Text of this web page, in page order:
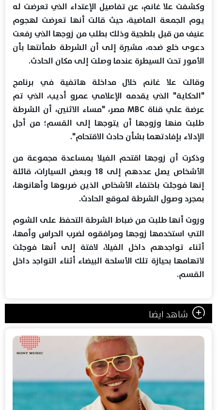
وكشفت علا غانم، عن تفاصيل الإعتداء الذي تعرضت له
يوم الجمعة الماضية، حيث قالت أنها تعرضت لهجوم
عنيف من قبل بلطجية وذلك بطلب من زوجها الذي رفعت
دعوى خلع ضده، مشيرة إلى أن الشرطة طمأنتها بأن
الأمور تحت السيطرة عندما وصلت إلى مكان الحادث.
وقالت علا غانم خلال مداخلة هاتفية في برنامج
"الحكاية" الذي يقدمه الإعلامي عمرو أديب، الذي تم
عرضة علي قناة MBC مصر، "مساء الاثنين، أن الشرطة
طلبت منها وزوجها أن يتوجها إلى القسم؛ من أجل
الإدلاء بإفادتهما بشأن حادث الاقتحام".
وذكرت أن زوجها اقتحم الفيلا بمساعدة مجموعة من
الأشخاص يصل عددهم إلى 18 وبعض السيارات، قائلة
إنها فوجئت باختفاء الأشخاص الذين ضربوها وأهانوها،
بمجرد وصول الشرطة لموقع الحادث.
وروت أنها طلبت من ضباط الشرطة التحفظ على الشوم
التي استخدمها زوجها ومرافقوه لضرب الحراس وأمها،
أثناء تواجدهم داخل الفيلا، لافتة إلى أنها فوجئت
لاتهامها بحيازة تلك الأسلحة البيضاء أثناء التواجد داخل
القسم.
شاهد ايضا